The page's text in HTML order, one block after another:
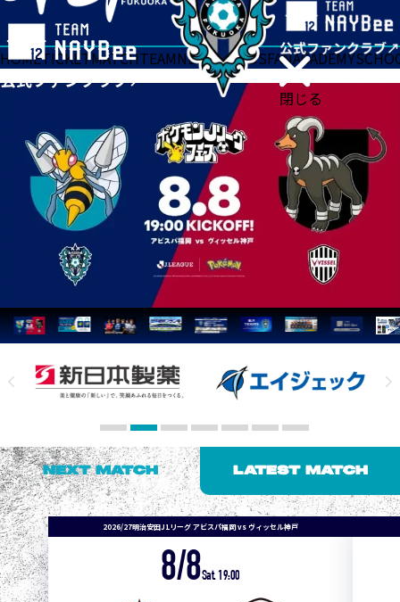
閉じる
HOMETICKETMATCHTEAMNEWSGOODSFANACADEMY
NEXT MATCH LATEST MATCH
2026/27明治安田J1リーグ アビスパ福岡 vs ヴィッセル神戸
8/8Sat. 19:00